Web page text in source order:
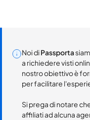
Noi diPassporta
a richiedere visti
nostro obiettivo è
per facilitare
Si prega di notare
affiliati ad alcuna